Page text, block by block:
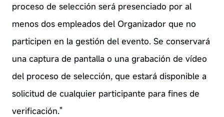
proceso de selección será presenciado por al
menos dos empleados del Organizador que no
participen en la gestión del evento. Se conservará
una captura de pantalla o una grabación de vídeo
del proceso de selección, que estará disponible a
solicitud de cualquier participante para fines de
verificación."